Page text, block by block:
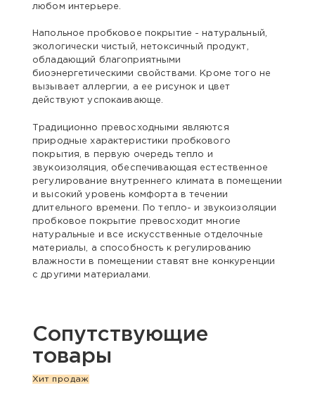
любом интерьере.
Напольное пробковое покрытие - натуральный,
экологически чистый, нетоксичный продукт,
обладающий благоприятными
биоэнергетическими свойствами. Кроме того не
вызывает аллергии, а ее рисунок и цвет
действуют успокаивающе.
Традиционно превосходными являются
природные характеристики пробкового
покрытия, в первую очередь тепло и
звукоизоляция, обеспечивающая естественное
регулирование внутреннего климата в помещении
и высокий уровень комфорта в течении
длительного времени. По тепло- и звукоизоляции
пробковое покрытие превосходит многие
натуральные и все искусственные отделочные
материалы, а способность к регулированию
влажности в помещении ставят вне конкуренции
с другими материалами.
Сопутствующие
товары
Хит продаж